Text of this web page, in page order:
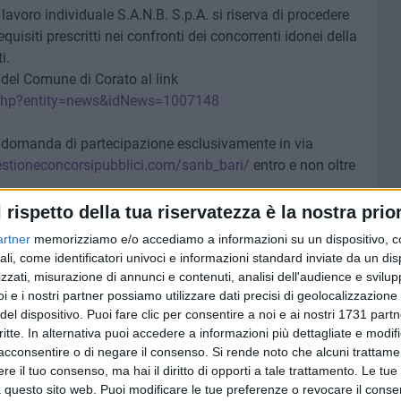
rispetto della tua riservatezza è la nostra
memorizziamo e/o accediamo a informazioni su un dispositivo,
come identificatori univoci e informazioni standard inviate da un
misurazione di annunci e contenuti, analisi dell'audience e
e i nostri partner possiamo utilizzare dati precisi di
dispositivo. Puoi fare clic per consentire a noi e ai nostri 1731
In alternativa puoi accedere a informazioni più dettagliate e
o di negare il consenso. Si rende noto che alcuni
il tuo consenso, ma hai il diritto di opporti a tale trattamento. Le
sito web. Puoi modificare le tue preferenze o revocare il
individuale S.A.N.B. S.p.A. si riserva di procedere
prescritti nei confronti dei concorrenti idonei della
Comune di Corato al link
di partecipazione esclusivamente in via
sanb_bari/ entro e non oltre
azienda pubblica di cui il Comune di Corato è parte
Benedittis - Questo concorso costituisce
tempo potrà garantire all'azienda prestazioni e
per
6 AGOSTO 2026
Gelato di San Domenico: il gusto